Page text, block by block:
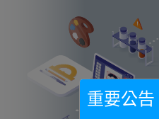
重要公告